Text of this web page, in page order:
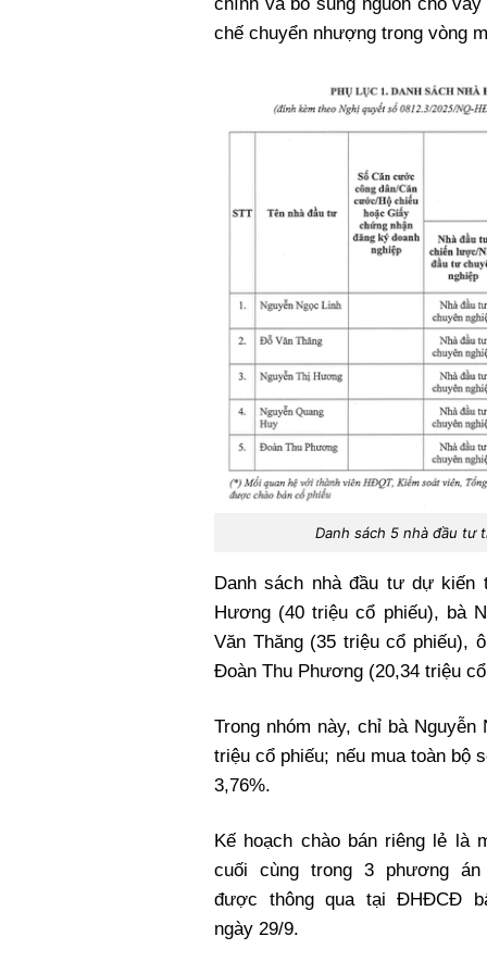
chế chuyển nhượng trong vòng
Danh sách 5 nhà đầu tư
Danh sách nhà đầu tư dự kiến
Hương (40 triệu cổ phiếu), bà
Văn Thăng (35 triệu cổ phiếu),
Đoàn Thu Phương (20,34 triệu
Trong nhóm này, chỉ bà
triệu cổ phiếu; nếu mua toàn bộ
3,76%.
Kế hoạch chào bán riêng lẻ là
cuối cùng trong 3 phương án
được thông qua tại ĐHĐCĐ
ngày 29/9.